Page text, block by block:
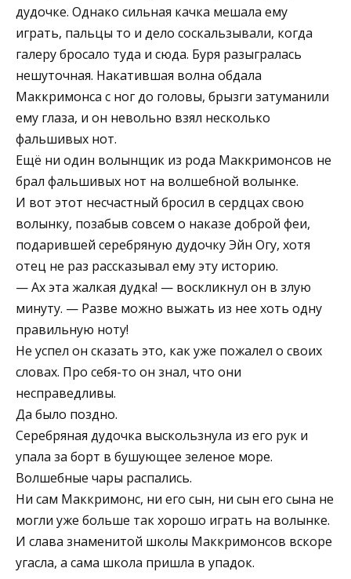
дудочке. Однако сильная качка мешала ему
играть, пальцы то и дело соскальзывали, когда
галеру бросало туда и сюда. Буря разыгралась
нешуточная. Накатившая волна обдала
Маккримонса с ног до головы, брызги затуманили
ему глаза, и он невольно взял несколько
фальшивых нот.
Ещё ни один волынщик из рода Маккримонсов не
брал фальшивых нот на волшебной волынке.
И вот этот несчастный бросил в сердцах свою
волынку, позабыв совсем о наказе доброй феи,
подарившей серебряную дудочку Эйн Огу, хотя
отец не раз рассказывал ему эту историю.
— Ах эта жалкая дудка! — воскликнул он в злую
минуту. — Разве можно выжать из нее хоть одну
правильную ноту!
Не успел он сказать это, как уже пожалел о своих
словах. Про себя-то он знал, что они
несправедливы.
Да было поздно.
Серебряная дудочка выскользнула из его рук и
упала за борт в бушующее зеленое море.
Волшебные чары распались.
Ни сам Маккримонс, ни его сын, ни сын его сына не
могли уже больше так хорошо играть на волынке.
И слава знаменитой школы Маккримонсов вскоре
угасла, а сама школа пришла в упадок.